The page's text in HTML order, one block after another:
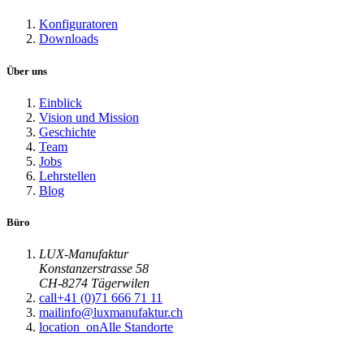
Konfiguratoren
Downloads
Über uns
Einblick
Vision und Mission
Geschichte
Team
Jobs
Lehrstellen
Blog
Büro
LUX-Manufaktur
Konstanzerstrasse 58
CH-8274 Tägerwilen
call+41 (0)71 666 71 11
mailinfo@luxmanufaktur.ch
location_onAlle Standorte